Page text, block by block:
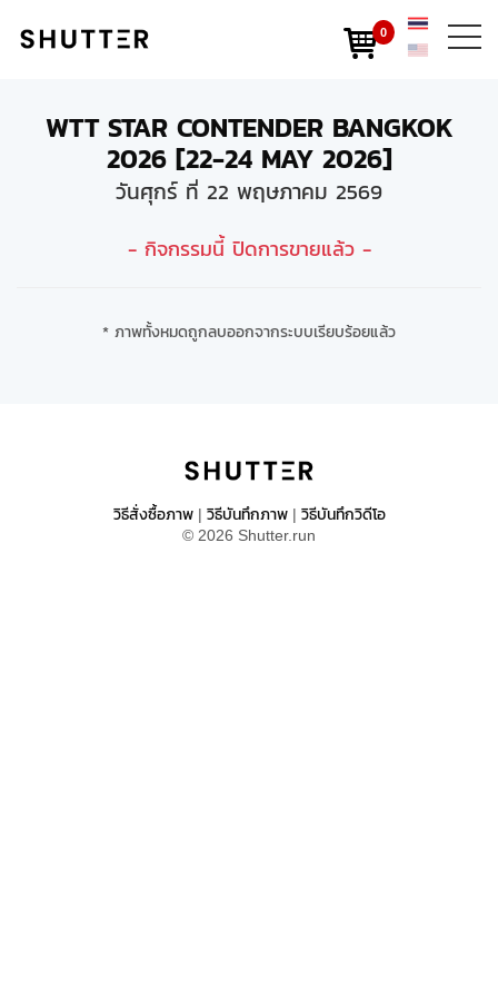
0
WTT STAR CONTENDER BANGKOK
2026 [22-24 MAY 2026]
วันศุกร์ ที่ 22 พฤษภาคม 2569
- กิจกรรมนี้ ปิดการขายแล้ว -
* ภาพทั้งหมดถูกลบออกจากระบบเรียบร้อยแล้ว
วิธีสั่งซื้อภาพ| วิธีบันทึกภาพ| วิธีบันทึกวิดีโอ
© 2026 Shutter.run